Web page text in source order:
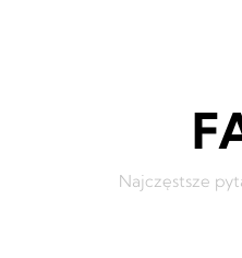
Najczęstsze